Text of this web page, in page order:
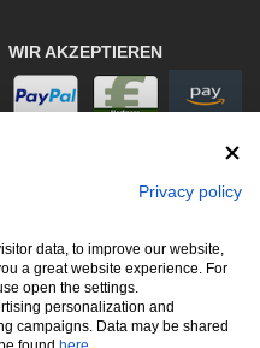
WIR AKZEPTIEREN
Privacy policy
data, to improve our website,
a great website experience. For
open the settings.
personalization and
campaigns. Data may be shared